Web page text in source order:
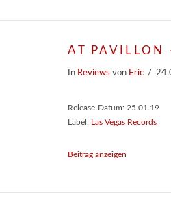
AT PAVILLON
In Reviews von Eric
Release-Datum: 25.01.19
Label:
Las Vegas Records
Beitrag anzeigen